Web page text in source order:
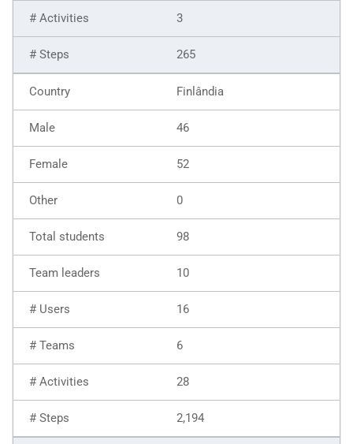
3
265
Finlândia
46
52
0
98
10
16
6
28
2,194